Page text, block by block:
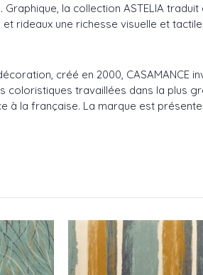
la collection ASTELIA
rideaux une richesse visuelle et
créé en 2000, CASAMANCE
travaillées dans la plus
à la française. La marque est